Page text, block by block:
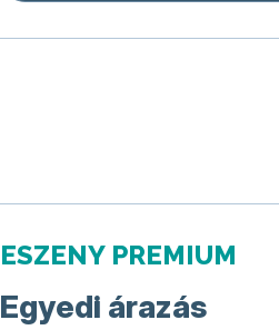
ESZENY PREMIUM
Egyedi árazás